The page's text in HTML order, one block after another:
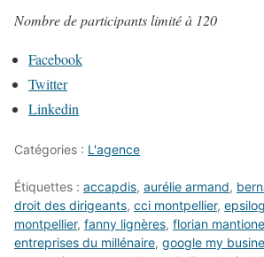
Nombre de participants limité à 120
Facebook
Twitter
Linkedin
Catégories : L'agence
Étiquettes : accapdis, aurélie armand,
droit des dirigeants, cci montpellier, epsilog
montpellier, fanny lignères, florian mantione
entreprises du millénaire, google my